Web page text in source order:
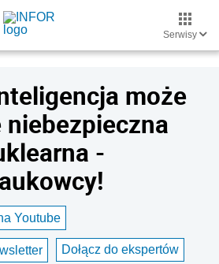
Serwisy
może
-
Youtube
Dołącz do ekspertów